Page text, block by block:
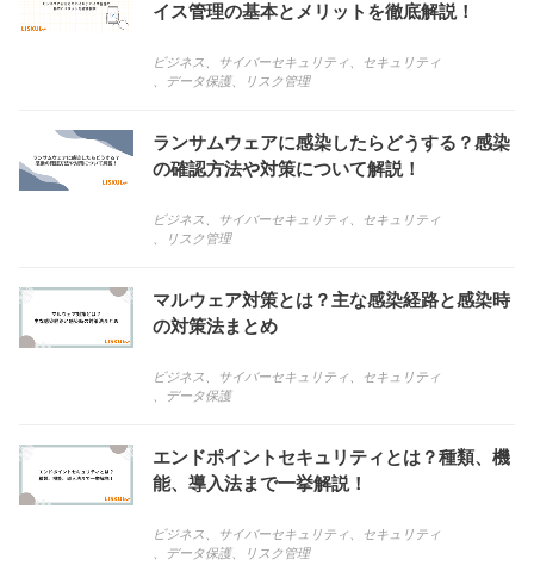
イス管理の基本とメリットを徹底解説！
ビジネス サイバーセキュリティ
セキュリティ
データ保護、 リスク管理
ランサムウェアに感染したらどうする？感染
の確認方法や対策について解説！
ビジネス サイバーセキュリティ
セキュリティ
リスク管理
マルウェア対策とは？主な感染経路と感染時
の対策法まとめ
ビジネス サイバーセキュリティ
セキュリティ
データ保護
エンドポイントセキュリティとは？種類、機
能、導入法まで一挙解説！
ビジネス サイバーセキュリティ
セキュリティ
データ保護、 リスク管理